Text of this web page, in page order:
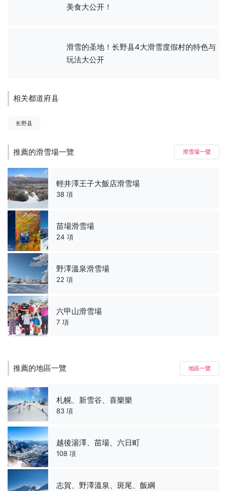
美食大公开！
滑雪的圣地！长野县4大滑雪度假村的特色与
玩法大公开
相关都道府县
长野县
推薦的滑雪場一覽 滑雪場一覽
輕井澤王子大飯店滑雪場
38 項
苗場滑雪場
24 項
野澤溫泉滑雪場
22 項
六甲山滑雪場
7 項
推薦的地區一覽 地區一覽
札幌、新雪谷、喜樂樂
83 項
越後湯澤、苗場、六日町
108 項
志賀、野澤溫泉、斑尾、飯綱